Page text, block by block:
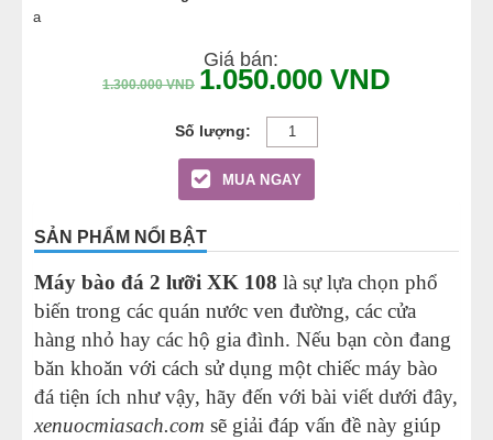
a
Giá bán:
1.300.000VND 1.050.000 VND
MUA NGAY
SẢN PHẨM NỔI BẬT
Máy bào đá 2 lưỡi XK 108 là sự lựa chọn phổ
biến trong các quán nước ven đường, các cửa
hàng nhỏ hay các hộ gia đình. Nếu bạn còn đang
băn khoăn với cách sử dụng một chiếc máy bào
đá tiện ích như vậy, hãy đến với bài viết dưới đây,
xenuocmiasach.com sẽ giải đáp vấn đề này giúp